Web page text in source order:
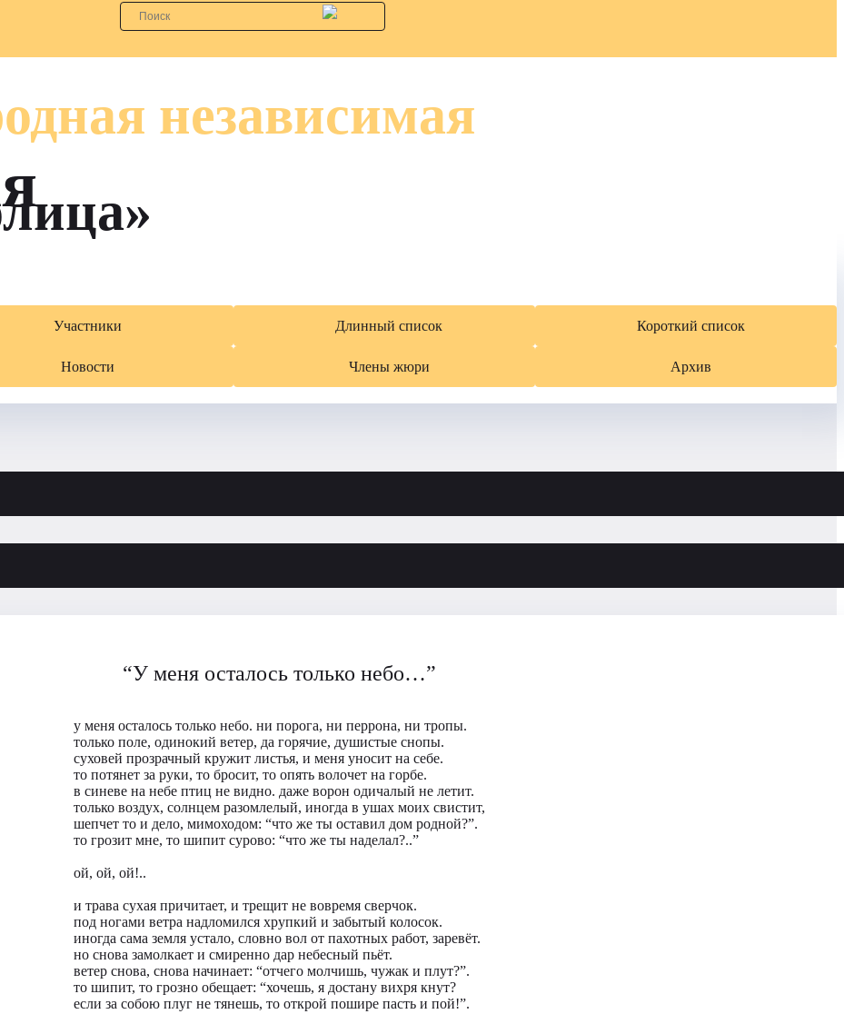
независимая
Участники Длинный список Короткий список
Новости Члены жюри Архив
“У меня осталось только небо…”
у меня осталось только небо. ни порога, ни перрона, ни тропы.
только поле, одинокий ветер, да горячие, душистые снопы.
суховей прозрачный кружит листья, и меня уносит на себе.
то потянет за руки, то бросит, то опять волочет на горбе.
в синеве на небе птиц не видно. даже ворон одичалый не летит.
только воздух, солнцем разомлелый, иногда в ушах моих свистит,
шепчет то и дело, мимоходом: “что же ты оставил дом родной?”.
то грозит мне, то шипит сурово: “что же ты наделал?..”
ой, ой, ой!..
и трава сухая причитает, и трещит не вовремя сверчок.
под ногами ветра надломился хрупкий и забытый колосок.
иногда сама земля устало, словно вол от пахотных работ, заревёт.
но снова замолкает и смиренно дар небесный пьёт.
ветер снова, снова начинает: “отчего молчишь, чужак и плут?”.
то шипит, то грозно обещает: “хочешь, я достану вихря кнут?
если за собою плуг не тянешь, то открой пошире пасть и пой!”.